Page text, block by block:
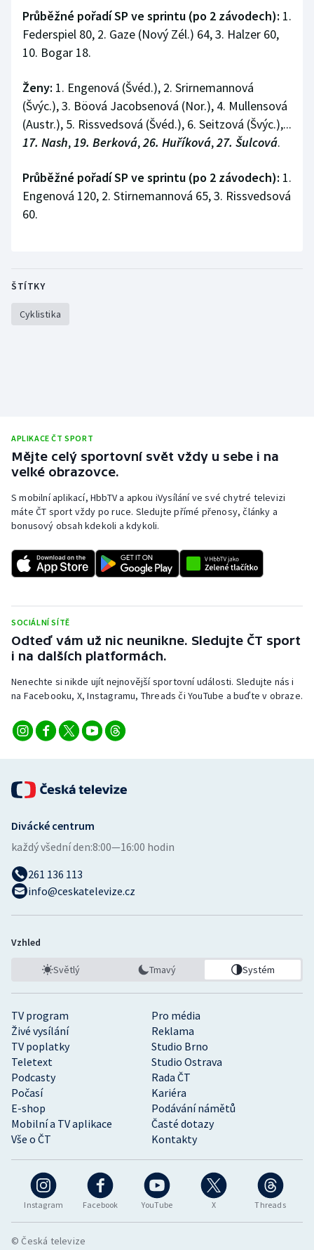
Průběžné pořadí SP ve sprintu (po 2 závodech): 1.
Federspiel 80, 2. Gaze (Nový Zél.) 64, 3. Halzer 60,
10. Bogar 18.
Ženy: 1. Engenová (Švéd.), 2. Srirnemannová
(Švýc.), 3. Böová Jacobsenová (Nor.), 4. Mullensová
(Austr.), 5. Rissvedsová (Švéd.), 6. Seitzová (Švýc.),...
17. Nash,19. Berková,26. Huříková,27. Šulcová.
Průběžné pořadí SP ve sprintu (po 2 závodech): 1.
Engenová 120, 2. Stirnemannová 65, 3. Rissvedsová
60.
ŠTÍTKY
Cyklistika
APLIKACE ČT SPORT
Mějte celý sportovní svět vždy u sebe i na
velké obrazovce.
S mobilní aplikací, HbbTV a apkou iVysílání ve své chytré televizi
máte ČT sport vždy po ruce. Sledujte přímé přenosy, články a
bonusový obsah kdekoli a kdykoli.
SOCIÁLNÍ SÍTĚ
Odteď vám už nic neunikne. Sledujte ČT sport
i na dalších platformách.
Nenechte si nikde ujít nejnovější sportovní události. Sledujte nás i
na Facebooku, X, Instagramu, Threads či YouTube a buďte v obraze.
Instagram Facebook YouTube X Threads
TV program
Pro média
Živé vysílání
Reklama
TV poplatky
Studio Brno
Teletext
Studio Ostrava
Podcasty
Rada ČT
Počasí
Kariéra
E-shop
Podávání námětů
Mobilní a TV aplikace
Časté dotazy
Vše o ČT
Kontakty
Divácké centrum
každý všední den:8:00—16:00 hodin
261 136 113
info@ceskatelevize.cz
Vzhled
Světlý Tmavý Systém
© Česká televize